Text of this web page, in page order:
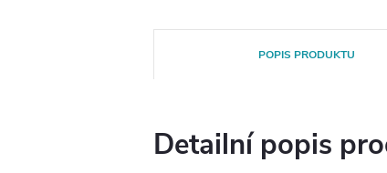
POPIS PRODUKTU
Detailní popis